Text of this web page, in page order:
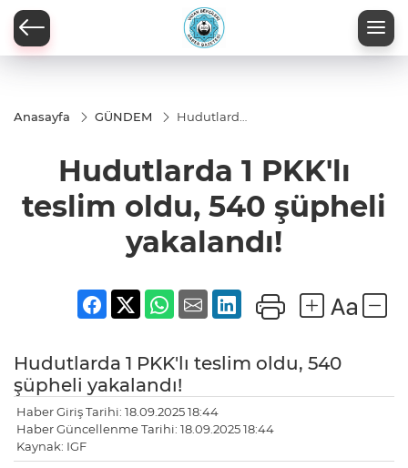
Anasayfa GÜNDEM
Hudutlarda
540 şüpheli
yakalandı!
Hudutlarda 1 PKK'lı
teslim oldu, 540 şüpheli
yakalandı!
Hudutlarda 1 PKK'lı teslim oldu, 540
şüpheli yakalandı!
Haber Giriş Tarihi: 18.09.2025 18:44
Haber Güncellenme Tarihi: 18.09.2025 18:44
Kaynak: IGF